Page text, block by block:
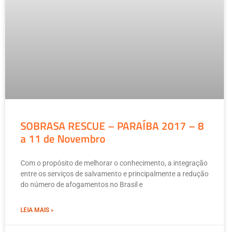
SOBRASA RESCUE – PARAÍBA 2017 – 8
a 11 de Novembro
Com o propósito de melhorar o conhecimento, a integração
entre os serviços de salvamento e principalmente a redução
do número de afogamentos no Brasil e
LEIA MAIS »